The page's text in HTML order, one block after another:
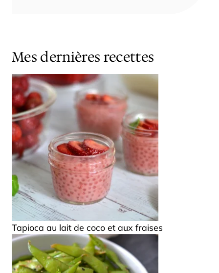
Mes dernières recettes
Tapioca au lait de coco et aux fraises